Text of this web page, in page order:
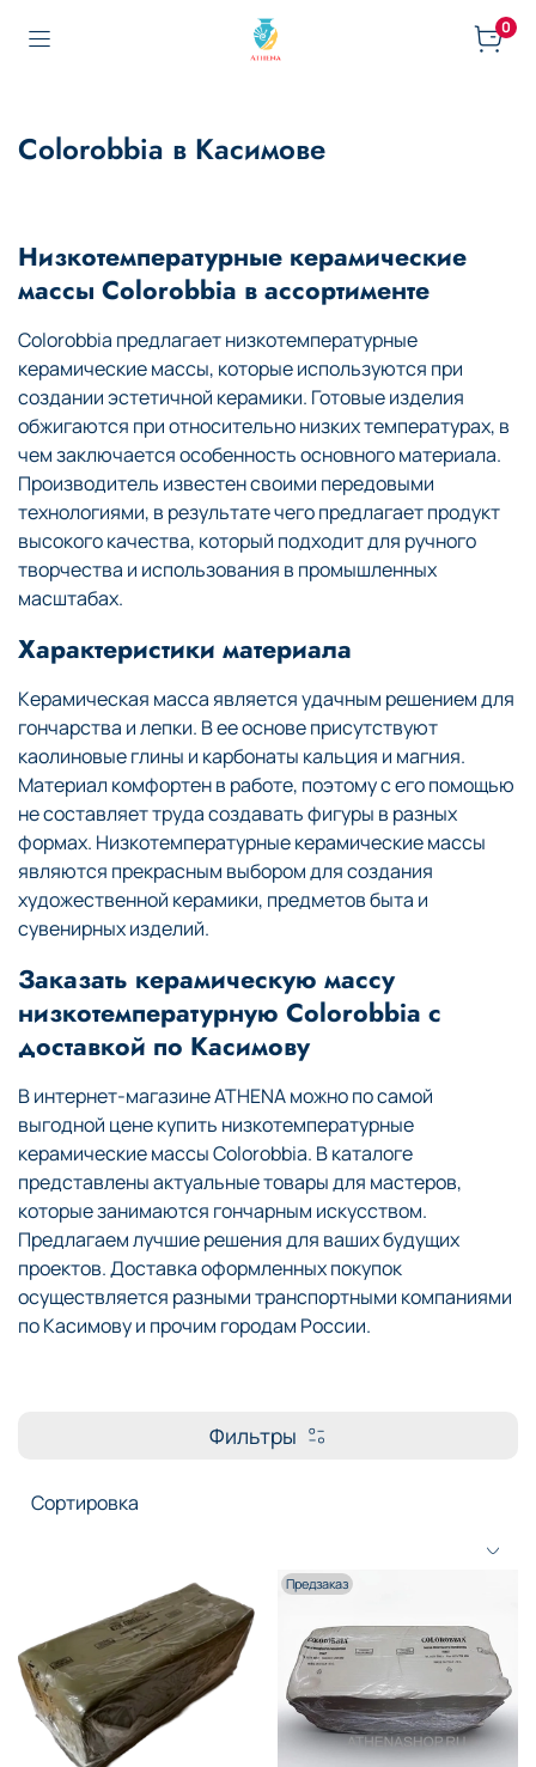
0
Colorobbia в Касимове
Низкотемпературные керамические
массы Colorobbia в ассортименте
Colorobbia предлагает низкотемпературные
керамические массы, которые используются при
создании эстетичной керамики. Готовые изделия
обжигаются при относительно низких температурах, в
чем заключается особенность основного материала.
Производитель известен своими передовыми
технологиями, в результате чего предлагает продукт
высокого качества, который подходит для ручного
творчества и использования в промышленных
масштабах.
Характеристики материала
Керамическая масса является удачным решением для
гончарства и лепки. В ее основе присутствуют
каолиновые глины и карбонаты кальция и магния.
Материал комфортен в работе, поэтому с его помощью
не составляет труда создавать фигуры в разных
формах. Низкотемпературные керамические массы
являются прекрасным выбором для создания
художественной керамики, предметов быта и
сувенирных изделий.
Заказать керамическую массу
низкотемпературную Colorobbia с
доставкой по Касимову
В интернет-магазине ATHENA можно по самой
выгодной цене купить низкотемпературные
керамические массы Colorobbia. В каталоге
представлены актуальные товары для мастеров,
которые занимаются гончарным искусством.
Предлагаем лучшие решения для ваших будущих
проектов. Доставка оформленных покупок
осуществляется разными транспортными компаниями
по Касимову и прочим городам России.
Фильтры
Предзаказ